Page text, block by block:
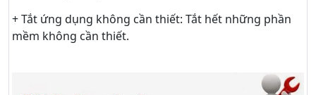
+ Tắt ứng dụng không cần thiết: Tắt hết những phần
mềm không cần thiết.